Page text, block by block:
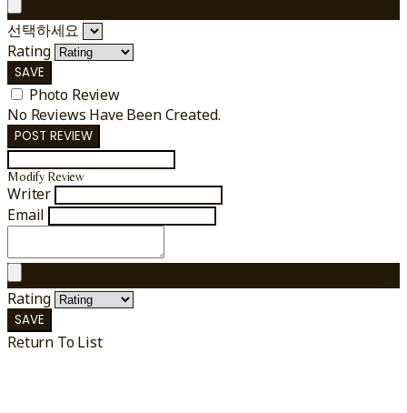
선택하세요
Rating
SAVE
Photo Review
No Reviews Have Been Created.
POST REVIEW
Modify Review
Writer
Email
Rating
SAVE
Return To List